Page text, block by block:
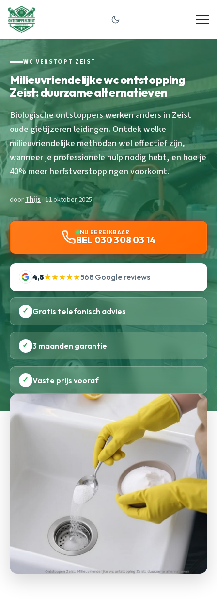
WC VERSTOPT ZEIST
Milieuvriendelijke wc ontstopping
Zeist: duurzame alternatieven
Biologische ontstoppers werken anders in Zeist
oude gietijzeren leidingen. Ontdek welke
milieuvriendelijke methoden wel effectief zijn,
wanneer je professionele hulp nodig hebt, en hoe je
40% meer herfstverstoppingen voorkomt.
doorThijs· 11 oktober 2025
NU BEREIKBAAR
BEL 030 308 03 14
4,8★★★★★568 Google reviews
✓ Gratis telefonisch advies
✓ 3 maanden garantie
✓ Vaste prijs vooraf